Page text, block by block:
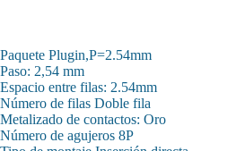
Paquete Plugin,P=2.54mm
Paso: 2,54 mm
Espacio entre filas: 2.54mm
Número de filas Doble fila
Metalizado de contactos: Oro
Número de agujeros 8P